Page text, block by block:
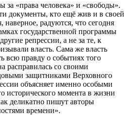
за «права человека» и «свободы».
документы, кто ещё жив и в своей
наверное, радуются, что сегодня
государственной программы
другие репрессии, а не за те, к
власть. Сама же власть
всю правду о событиях того
расправилась со своими
защитниками Верховного
объясняет именно особыми
исторического момента в жизни
деликатно пишут авторы
времени».